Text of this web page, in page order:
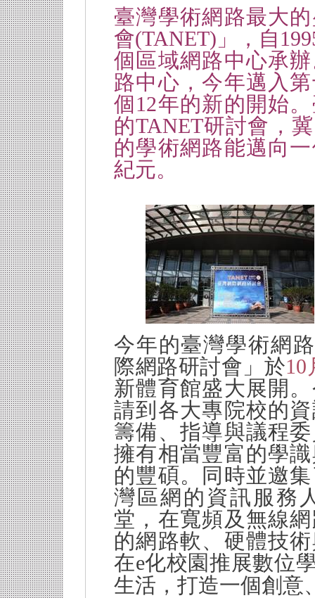
臺灣學術網路最大
會(TANET)」，自
個區域網路中心承
路中心，今年邁入
個12年的新的開始
的TANET研討會，
的學術網路能邁向
紀元。
今年的臺灣學術網
際網路研討會」於10
新體育館盛大展開。
請到各大專院校的
籌備、指導與議程
擁有相當豐富的學
的豐碩。同時並邀
灣區網的資訊服務
堂，在寬頻及無線
的網路軟、硬體技
在e化校園推展數位
生活，打造一個創意